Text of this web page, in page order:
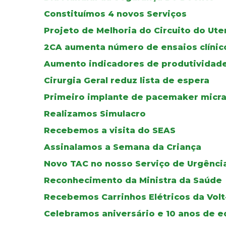
Constituímos 4 novos Serviços
Projeto de Melhoria do Circuito do
2CA aumenta número de ensaios
Aumento indicadores de
Cirurgia Geral reduz lista de espera
Primeiro implante de pacemaker micra
Realizamos Simulacro
Recebemos a visita do SEAS
Assinalamos a Semana da Criança
Novo TAC no nosso Serviço de
Reconhecimento da Ministra da Saúde
Recebemos Carrinhos Elétricos da
Celebramos aniversário e 10 anos de